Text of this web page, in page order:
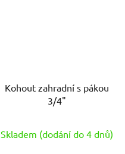
Kohout zahradní s pákou
3/4"
Skladem (dodání do 4 dnů)